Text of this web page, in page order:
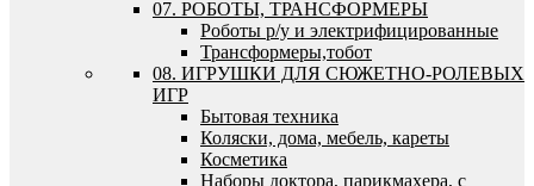
07. РОБОТЫ, ТРАНСФОРМЕРЫ
Роботы р/у и электрифицированные
Трансформеры,тобот
08. ИГРУШКИ ДЛЯ СЮЖЕТНО-РОЛЕВЫХ
ИГР
Бытовая техника
Коляски, дома, мебель, кареты
Косметика
Наборы доктора, парикмахера, с